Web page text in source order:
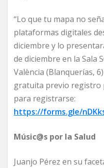
“Lo que tu mapa no
plataformas digitales
diciembre y lo
de diciembre en la Sala
València (Blanquerías,
gratuita previo registro
para registrarse:
https://forms.gle/
Músic@s por la Salud
Juanjo Pérez en su